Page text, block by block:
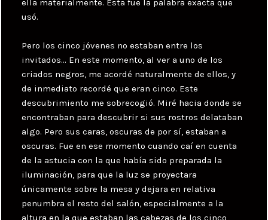
ella materialmente. Esta fue la palabra exacta que
usó.
Pero los cinco jóvenes no estaban entre los
invitados… En este momento, al ver a uno de los
criados negros, me acordé naturalmente de ellos, y
de inmediato recordé que eran cinco. Este
descubrimiento me sobrecogió. Miré hacia donde se
encontraban para descubrir si sus rostros delataban
algo. Pero sus caras, oscuras de por sí, estaban a
oscuras. Fue en ese momento cuando caí en cuenta
de la astucia con la que había sido preparada la
iluminación, para que la luz se proyectara
únicamente sobre la mesa y dejara en relativa
penumbra el resto del salón, especialmente a la
altura en la que estaban las cabezas de los cinco